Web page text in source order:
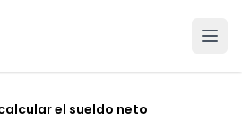
Tweem
el sueldo neto